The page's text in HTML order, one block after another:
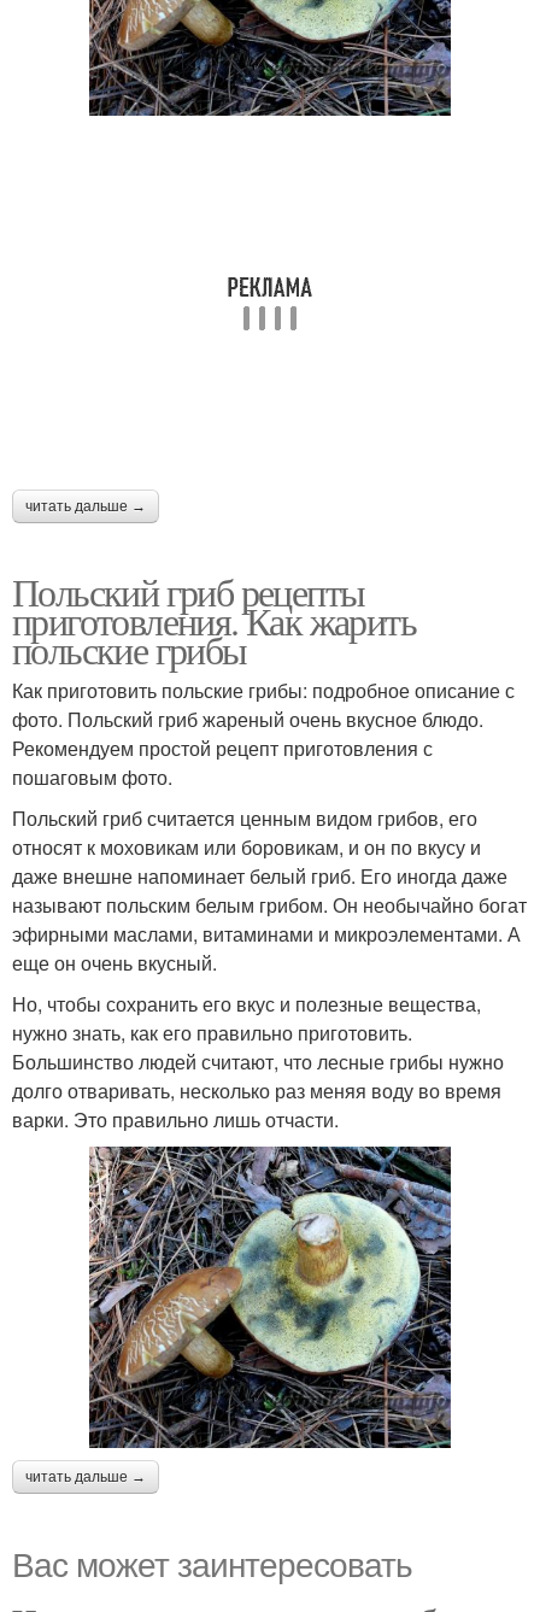
читать дальше →
Польский гриб рецепты
приготовления. Как жарить
польские грибы
Как приготовить польские грибы: подробное описание с
фото. Польский гриб жареный очень вкусное блюдо.
Рекомендуем простой рецепт приготовления с
пошаговым фото.
Польский гриб считается ценным видом грибов, его
относят к моховикам или боровикам, и он по вкусу и
даже внешне напоминает белый гриб. Его иногда даже
называют польским белым грибом. Он необычайно богат
эфирными маслами, витаминами и микроэлементами. А
еще он очень вкусный.
Но, чтобы сохранить его вкус и полезные вещества,
нужно знать, как его правильно приготовить.
Большинство людей считают, что лесные грибы нужно
долго отваривать, несколько раз меняя воду во время
варки. Это правильно лишь отчасти.
читать дальше →
Вас может заинтересовать